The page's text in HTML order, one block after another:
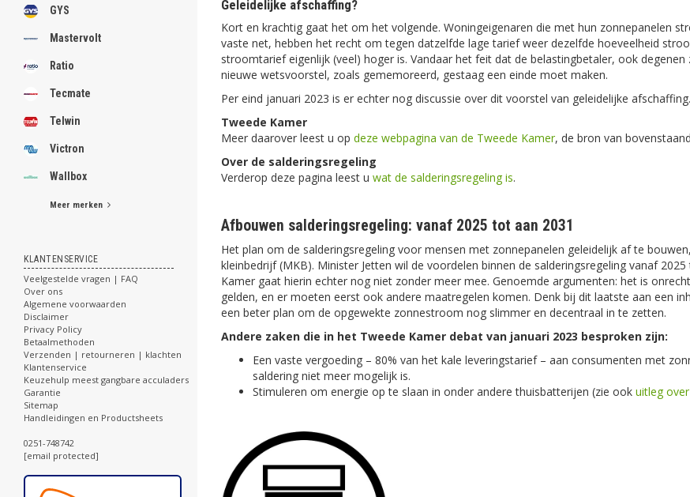
GYS
Mastervolt
Ratio
Tecmate
Telwin
Victron
Wallbox
Meer merken
KLANTENSERVICE
Veelgestelde vragen | FAQ
Over ons
Algemene voorwaarden
Disclaimer
Privacy Policy
Betaalmethoden
Verzenden | retourneren | klachten
Klantenservice
Keuzehulp meest gangbare acculaders
Garantie
Sitemap
Handleidingen en Productsheets
0251-748742
[email protected]
Geleidelijke afschaffing?
Kort en krachtig gaat het om het volgende. Woningeigenaren die met hun zonnepanelen
vaste net, hebben het recht om tegen datzelfde lage tarief weer dezelfde hoeveelheid
stroomtarief eigenlijk (veel) hoger is. Vandaar het feit dat de belastingbetaler, ook
nieuwe wetsvoorstel, zoals gememoreerd, gestaag een einde moet maken.
Per eind januari 2023 is er echter nog discussie over dit voorstel van geleidelijke afschaffing.
Tweede Kamer
Meer daarover leest u op deze webpagina van de Tweede Kamer, de bron van
Over de salderingsregeling
Verderop deze pagina leest u wat de salderingsregeling is.
Afbouwen salderingsregeling: vanaf 2025 tot aan 2031
Het plan om de salderingsregeling voor mensen met zonnepanelen geleidelijk af te
kleinbedrijf (MKB). Minister Jetten wil de voordelen binnen de salderingsregeling vanaf
Kamer gaat hierin echter nog niet zonder meer mee. Genoemde argumenten: het is
gelden, en er moeten eerst ook andere maatregelen komen. Denk bij dit laatste aan een
een beter plan om de opgewekte zonnestroom nog slimmer en decentraal in te zetten.
Andere zaken die in het Tweede Kamer debat van januari 2023 besproken zijn:
Een vaste vergoeding – 80% van het kale leveringstarief – aan consumenten met
saldering niet meer mogelijk is.
Stimuleren om energie op te slaan in onder andere thuisbatterijen (zie ook uitleg